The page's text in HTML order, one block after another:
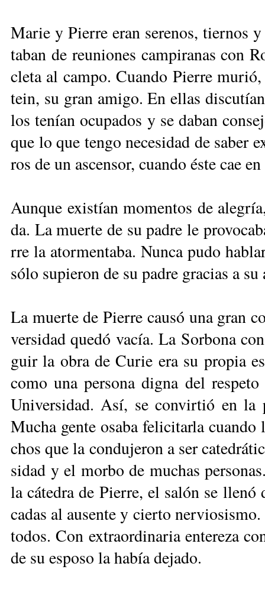
Ma­rie y Pie­rre eran se­re­nos, tier­nos
ta­ban de reu­nio­nes cam­pi­ra­nas con
cle­ta al cam­po. Cuan­do Pie­rre
tein, su gran ami­go. En ellas
los te­nían ocu­pa­dos y se da­ban
que lo que ten­go ne­ce­si­dad de sa­ber
ros de un as­cen­sor, cuan­do és­te cae
Aun­que exis­tían mo­men­tos de
da. La muer­te de su pa­dre le
rre la ator­men­ta­ba. Nun­ca pu­do
só­lo su­pie­ron de su pa­dre gra­cias a
La muer­te de Pie­rre cau­só una gran
ver­si­dad que­dó va­cía. La Sor­bo­na
guir la obra de Cu­rie era su pro­pia
co­mo una per­so­na dig­na del
Uni­ver­si­dad. Así, se con­vir­tió en la
Mu­cha gen­te osa­ba fe­li­ci­tar­la
chos que la con­du­je­ron a ser
si­dad y el mor­bo de mu­chas
la cá­te­dra de Pie­rre, el sa­lón se
ca­das al au­sen­te y cier­to
to­dos. Con ex­traor­di­na­ria en­te­re­za
de su es­po­so la ha­bía de­jado.